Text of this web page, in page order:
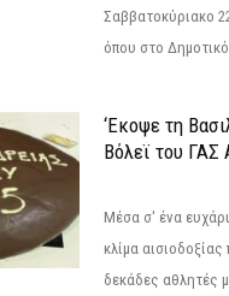
Σαββατοκύριακο
όπου στο
‘Εκοψε τη
Βόλεϊ του ΓΑΣ
Μέσα σ' ένα
κλίμα
δεκάδες αθλητές